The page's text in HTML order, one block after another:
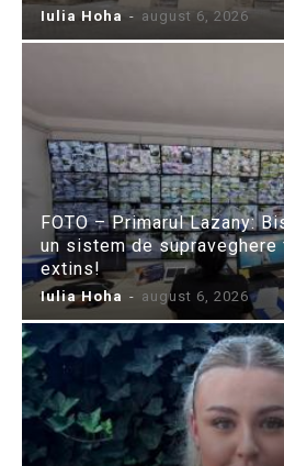
Iulia Hoha - august 6, 2026
FOTO – Primarul Lazany:
un sistem de supraveghere
extins!
Iulia Hoha - august 6, 2026